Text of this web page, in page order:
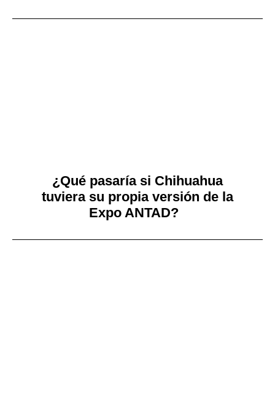
¿Qué pasaría si Chihuahua
tuviera su propia versión de la
Expo ANTAD?